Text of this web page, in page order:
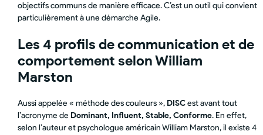
objectifs communs de manière efficace. C’est un outil qui convient
particulièrement à une démarche Agile.
Les 4 profils de communication et de
comportement selon William
Marston
Aussi appelée « méthode des couleurs », DISCest avant tout
l’acronyme de Dominant, Influent, Stable, Conforme. En effet,
selon l’auteur et psychologue américain William Marston, il existe 4